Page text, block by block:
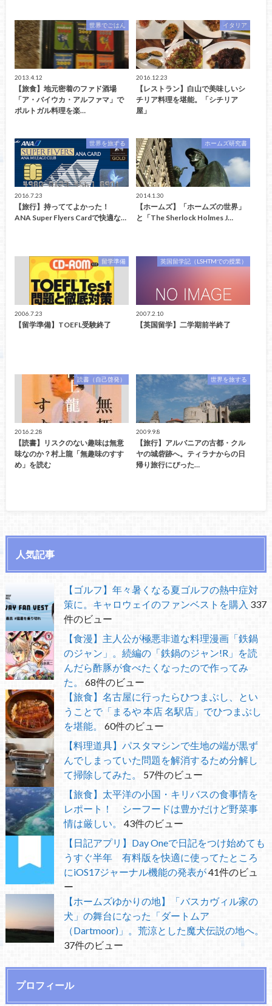
世界でごはん
2013.4.12
【旅食】地元密着のファド酒場
「ア・バイウカ・アルファマ」で
ポルトガル料理を楽…
イタリア
2016.12.23
【レストラン】白山で美味しいシ
チリア料理を堪能。「シチリア
屋」
世界を旅する
2016.7.23
【旅行】持っててよかった！
ANA Super Flyers Cardで快適な…
ホームズ研究書
2014.1.30
【ホームズ】「ホームズの世界」
と「The Sherlock Holmes J…
留学準備
2006.7.23
【留学準備】TOEFL受験終了
英国留学記（LSHTMでの授業）
2007.2.10
【英国留学】二学期前半終了
読書（自己啓発）
2016.2.28
【読書】リスクのない趣味は無意
味なのか？村上龍「無趣味のすす
め」を読む
世界を旅する
2009.9.8
【旅行】アルバニアの古都・クル
ヤの城砦跡へ。ティラナからの日
帰り旅行にぴった…
人気記事
【ゴルフ】年々暑くなる夏ゴルフの熱中症対
策に。キャロウェイのファンベストを購入 337
件のビュー
【食漫】主人公が極悪非道な料理漫画「鉄鍋
のジャン」。続編の「鉄鍋のジャン!R」を読
んだら酢豚が食べたくなったので作ってみ
た。
68件のビュー
【旅食】名古屋に行ったらひつまぶし、とい
うことで「まるや 本店 名駅店」でひつまぶし
を堪能。
60件のビュー
【料理道具】パスタマシンで生地の端が黒ず
んでしまっていた問題を解消するため分解し
て掃除してみた。
57件のビュー
【旅食】太平洋の小国・キリバスの食事情を
レポート！ シーフードは豊かだけど野菜事
情は厳しい。
43件のビュー
【日記アプリ】Day Oneで日記をつけ始めても
うすぐ半年 有料版を快適に使ってたところ
にiOS17ジャーナル機能の発表が41件のビュ
ー
【ホームズゆかりの地】「バスカヴィル家の
犬」の舞台になった「ダートムア
（Dartmoor)」。荒涼とした魔犬伝説の地へ。
37件のビュー
プロフィール